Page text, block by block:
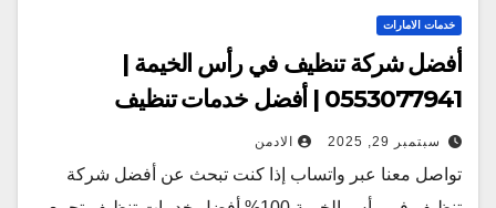
خدمات الامارات
أفضل شركة تنظيف في رأس الخيمة |
0553077941 | أفضل خدمات تنظيف
سبتمبر 29, 2025 الادمن
تواصل معنا عبر واتساب إذا كنت تبحث عن أفضل شركة